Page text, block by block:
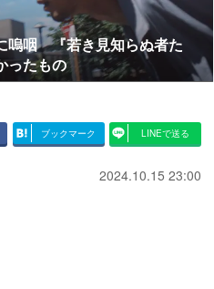
嗚咽 『若き見知らぬ者た
ったもの
ブックマーク LINEで送る
2024.10.15 23:00